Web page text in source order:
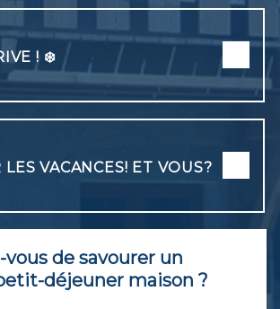
! ❄️
VACANCES! ET VOUS?
de savourer un
déjeuner maison ?